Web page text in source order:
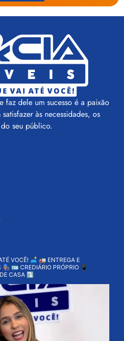
dele um sucesso é a paixão
às necessidades, os
seu público.
VOCÊ! 🛋️ 🚛 ENTREGA E
🪪 CREDIÁRIO PRÓPRIO 📱
CASA ⤵️